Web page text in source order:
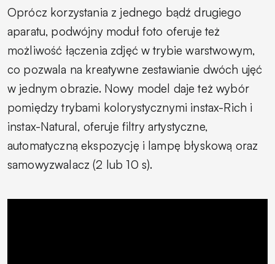
Oprócz korzystania z jednego bądź drugiego
aparatu, podwójny moduł foto oferuje też
możliwość łączenia zdjęć w trybie warstwowym,
co pozwala na kreatywne zestawianie dwóch ujęć
w jednym obrazie. Nowy model daje też wybór
pomiędzy trybami kolorystycznymi instax-Rich i
instax-Natural, oferuje filtry artystyczne,
automatyczną ekspozycję i lampę błyskową oraz
samowyzwalacz (2 lub 10 s).